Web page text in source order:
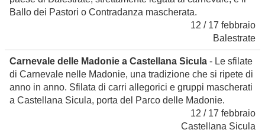
Ballo dei Pastori o Contradanza mascherata.
12 / 17 febbraio
Balestrate
Carnevale delle Madonie a Castellana Sicula - Le sfilate
di Carnevale nelle Madonie, una tradizione che si ripete di
anno in anno. Sfilata di carri allegorici e gruppi mascherati
a Castellana Sicula, porta del Parco delle Madonie.
12 / 17 febbraio
Castellana Sicula